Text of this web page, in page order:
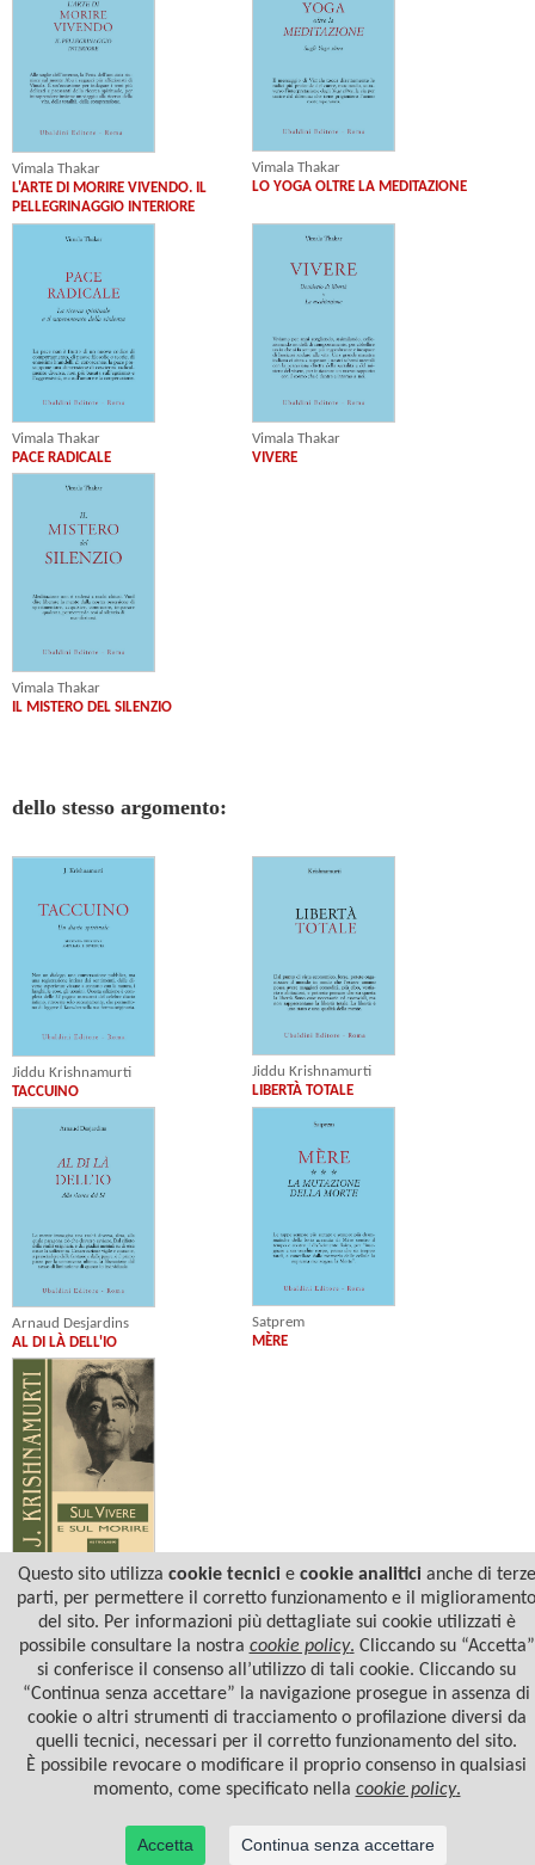
Vimala Thakar
L'ARTE DI MORIRE VIVENDO. IL
PELLEGRINAGGIO INTERIORE
Vimala Thakar
LO YOGA OLTRE LA MEDITAZIONE
Vimala Thakar
PACE RADICALE
Vimala Thakar
VIVERE
Vimala Thakar
IL MISTERO DEL SILENZIO
dello stesso argomento:
Jiddu Krishnamurti
TACCUINO
Jiddu Krishnamurti
LIBERTÀ TOTALE
Arnaud Desjardins
AL DI LÀ DELL'IO
Satprem
MÈRE
Jiddu Krishnamurti
SUL VIVERE E MORIRE
© 2022 Casa Editrice Astrolabio - Ubaldini Editore S.r.l. - P.IVA 10323461003 |Informativa
Questo sito utilizza cookie tecnicie cookie analiticianche di terze
parti, per permettere il corretto funzionamento e il miglioramento
del sito. Per informazioni più dettagliate sui cookie utilizzati è
possibile consultare la nostra cookie policy. Cliccando su “Accetta”
si conferisce il consenso all’utilizzo di tali cookie. Cliccando su
“Continua senza accettare” la navigazione prosegue in assenza di
cookie o altri strumenti di tracciamento o profilazione diversi da
quelli tecnici, necessari per il corretto funzionamento del sito.
È possibile revocare o modificare il proprio consenso in qualsiasi
momento, come specificato nella cookie policy.
Accetta Continua senza accettare